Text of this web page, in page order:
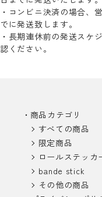
・コンビニ決済の場合、
でに発送致します。
・長期連休前の発送スケ
認ください。
商品カテゴリ
すべての商品
限定商品
ロールステッカ
bande stick
その他の商品